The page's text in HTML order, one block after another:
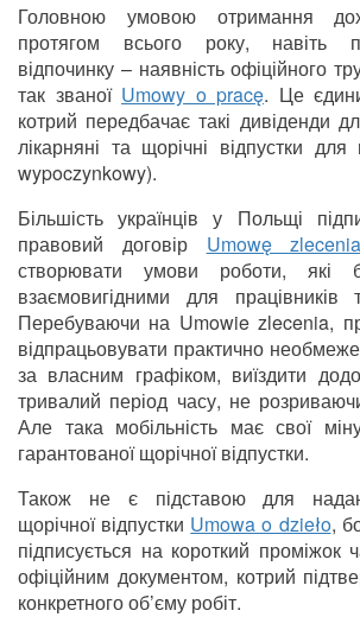
Головною умовою отримання
протягом всього року, навіть
відпочинку – наявність офіційного
так званої Umowy o pracę. Це
котрий передбачає такі дивіденди
лікарняні та щорічні відпустки
wypoczynkowy).
Більшість українців у Польщі
правовий договір Umowę zlecenia
створювати умови роботи, які
взаємовигідними для працівників
Перебуваючи на Umowie zlecenia,
відпрацьовувати практично
за власним графіком, виїздити
тривалий період часу, не
Але така мобільність має свої
гарантованої щорічної відпустки.
Також не є підставою для
щорічної відпустки Umowa o dzieło,
підписується на короткий проміжок
офіційним документом, котрий
конкретного об’єму робіт.